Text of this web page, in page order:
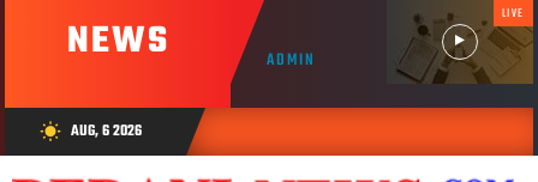
NEWS ADMIN
LIVE
wb_sunny AUG, 6 2026